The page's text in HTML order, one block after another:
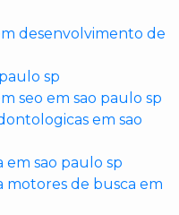
desenvolvimento de
sp
seo em sao paulo sp
em sao
em sao paulo sp
motores de busca em